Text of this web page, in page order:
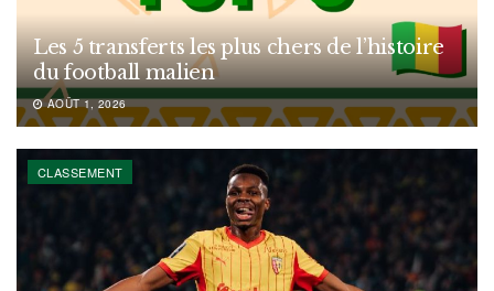
Les 5 transferts les plus chers de l’histoire
du football malien
AOÛT 1, 2026
CLASSEMENT